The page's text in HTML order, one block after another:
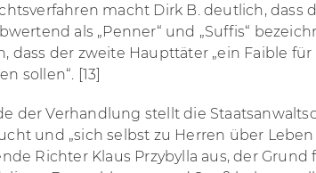
macht Dirk B. deutlich, dass
als „Penner“ und „Suffis“
dass der zweite Haupttäter „ein Faible
sollen“. [13]
der Verhandlung stellt die
und „sich selbst zu Herren über
Richter Klaus Przybylla aus, der